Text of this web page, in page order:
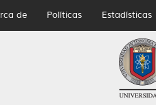
de Políticas Estadísticas